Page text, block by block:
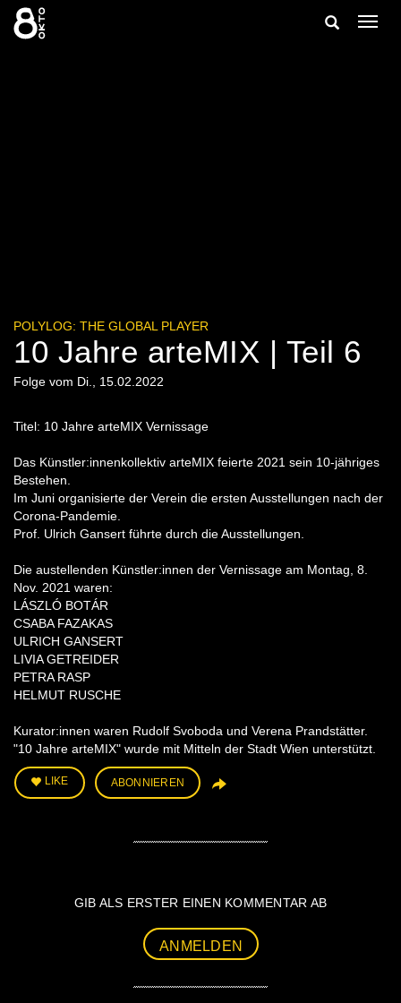
Zum
Inhalt
springen
Suche
POLYLOG: THE GLOBAL PLAYER
10 Jahre arteMIX | Teil 6
Folge vom Di., 15.02.2022
Titel: 10 Jahre arteMIX Vernissage
Das Künstler:innenkollektiv arteMIX feierte 2021 sein 10-jähriges
Bestehen.
Im Juni organisierte der Verein die ersten Ausstellungen nach der
Corona-Pandemie.
Prof. Ulrich Gansert führte durch die Ausstellungen.
Die austellenden Künstler:innen der Vernissage am Montag, 8.
Nov. 2021 waren:
LÁSZLÓ BOTÁR
CSABA FAZAKAS
ULRICH GANSERT
LIVIA GETREIDER
PETRA RASP
HELMUT RUSCHE
Kurator:innen waren Rudolf Svoboda und Verena Prandstätter.
"10 Jahre arteMIX" wurde mit Mitteln der Stadt Wien unterstützt.
LIKE ABONNIEREN
GIB ALS ERSTER EINEN KOMMENTAR AB
ANMELDEN